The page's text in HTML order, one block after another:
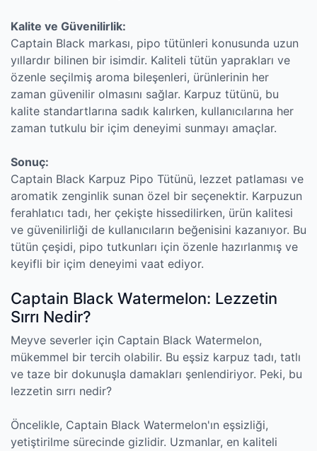
Kalite ve Güvenilirlik:
Captain Black markası, pipo tütünleri konusunda uzun
yıllardır bilinen bir isimdir. Kaliteli tütün yaprakları ve
özenle seçilmiş aroma bileşenleri, ürünlerinin her
zaman güvenilir olmasını sağlar. Karpuz tütünü, bu
kalite standartlarına sadık kalırken, kullanıcılarına her
zaman tutkulu bir içim deneyimi sunmayı amaçlar.
Sonuç:
Captain Black Karpuz Pipo Tütünü, lezzet patlaması ve
aromatik zenginlik sunan özel bir seçenektir. Karpuzun
ferahlatıcı tadı, her çekişte hissedilirken, ürün kalitesi
ve güvenilirliği de kullanıcıların beğenisini kazanıyor. Bu
tütün çeşidi, pipo tutkunları için özenle hazırlanmış ve
keyifli bir içim deneyimi vaat ediyor.
Captain Black Watermelon: Lezzetin
Sırrı Nedir?
Meyve severler için Captain Black Watermelon,
mükemmel bir tercih olabilir. Bu eşsiz karpuz tadı, tatlı
ve taze bir dokunuşla damakları şenlendiriyor. Peki, bu
lezzetin sırrı nedir?
Öncelikle, Captain Black Watermelon'ın eşsizliği,
yetiştirilme sürecinde gizlidir. Uzmanlar, en kaliteli